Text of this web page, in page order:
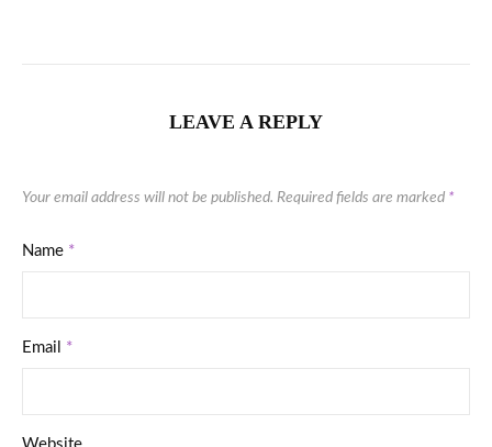
LEAVE A REPLY
Your email address will not be published. Required fields are marked *
Name *
Email *